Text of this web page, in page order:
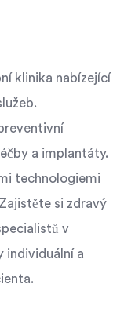
klinika nabízející
a implantáty.
technologiemi
si zdravý
v
individuální a